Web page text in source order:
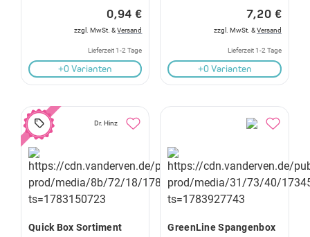
0,94 €
zzgl. MwSt. &Versand
Lieferzeit 1-2 Tage
+0 Varianten
7,20 €
zzgl. MwSt. &Versand
Lieferzeit 1-2 Tage
+0 Varianten
Dr. Hinz
Quick Box Sortiment
GreenLine Spangenbox